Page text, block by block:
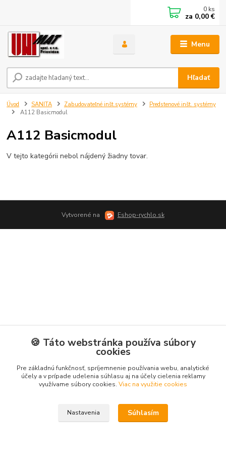
Menu
Hľadať
0 ks
za 0,00 €
Úvod SANITA Zabudovateľné inšt.systémy
Predstenové inšt. systémy
A112 Basicmodul
A112 Basicmodul
V tejto kategórii nebol nájdený žiadny tovar.
Vytvorené na Eshop-rychlo.sk
🍪 Táto webstránka používa súbory
cookies
Pre základnú funkčnosť, spríjemnenie používania webu, analytické
účely a v prípade udelenia súhlasu aj na účely cielenia reklamy
využívame súbory cookies. Viac na využitie cookies
Nastavenia Súhlasím